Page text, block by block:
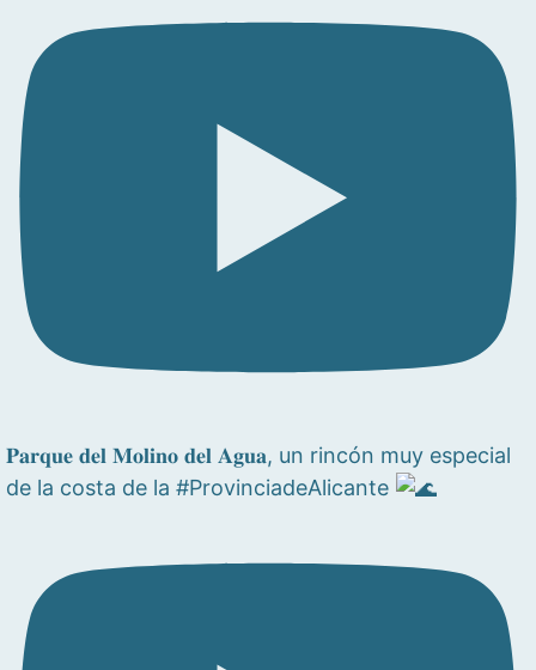
𝐏𝐚𝐫𝐪𝐮𝐞 𝐝𝐞𝐥 𝐌𝐨𝐥𝐢𝐧𝐨 𝐝𝐞𝐥 𝐀𝐠𝐮𝐚, un rincón muy especial
de la costa de la #ProvinciadeAlicante